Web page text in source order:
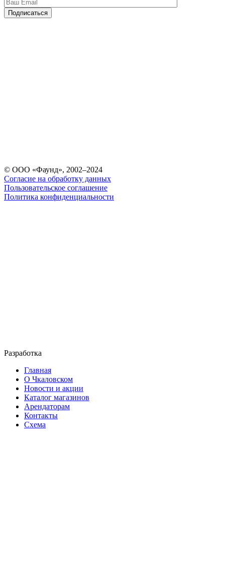
© ООО «Фаунд», 2002–2024
Согласие на обработку данных
Пользовательское соглашение
Политика конфиденциальности
Разработка
Главная
О Чкаловском
Новости и акции
Каталог магазинов
Арендаторам
Контакты
Схема